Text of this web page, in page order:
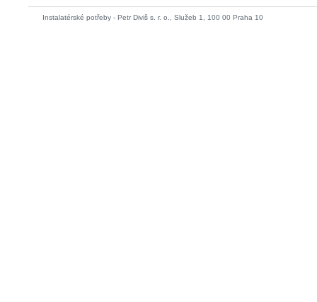
Instalatérské potřeby - Petr Diviš s. r. o., Služeb 1, 100 00 Praha 10